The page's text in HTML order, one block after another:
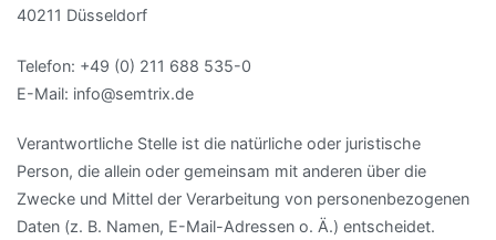
40211 Düsseldorf
Telefon: +49 (0) 211 688 535-0
E-Mail: info@semtrix.de
Verantwortliche Stelle ist die natürliche oder juristische
Person, die allein oder gemeinsam mit anderen über die
Zwecke und Mittel der Verarbeitung von personenbezogenen
Daten (z. B. Namen, E-Mail-Adressen o. Ä.) entscheidet.